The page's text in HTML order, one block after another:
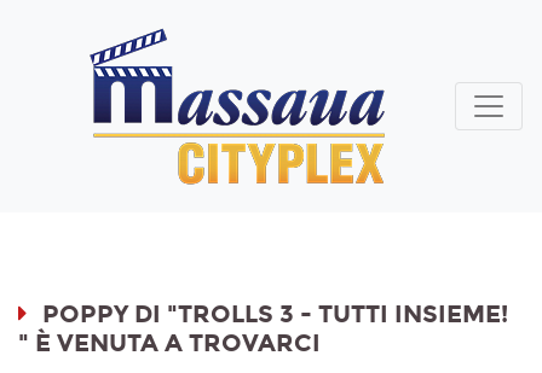
POPPY DI "TROLLS 3 - TUTTI INSIEME!
" È VENUTA A TROVARCI